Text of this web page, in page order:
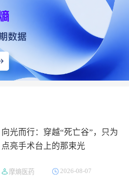
向光而行：穿越“死亡谷”，只为
点亮手术台上的那束光
摩熵医药 2026-08-07